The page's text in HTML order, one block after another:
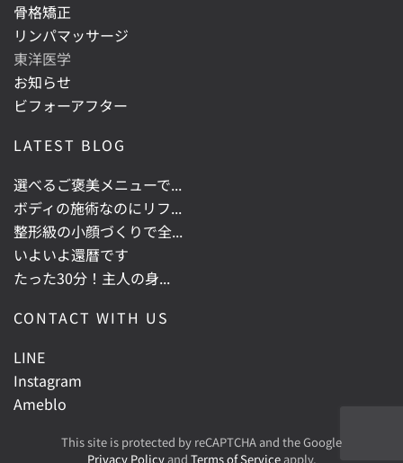
骨格矯正
リンパマッサージ
東洋医学
お知らせ
ビフォーアフター
LATEST BLOG
選べるご褒美メニューで...
ボディの施術なのにリフ...
整形級の小顔づくりで全...
いよいよ還暦です
たった30分！主人の身...
CONTACT WITH US
LINE
Instagram
Ameblo
This site is protected by reCAPTCHA and the Google
Privacy Policyand Terms of Serviceapply.